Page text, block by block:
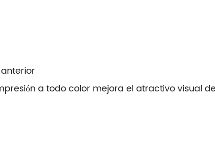
a todo color mejora el atractivo visual